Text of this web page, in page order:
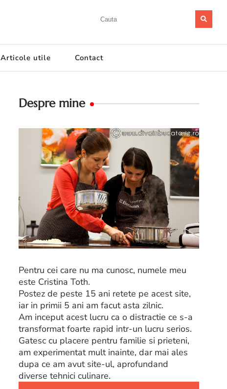
Articole utile Contact
Despre mine
Pentru cei care nu ma cunosc, numele meu
este Cristina Toth.
Postez de peste 15 ani retete pe acest site,
iar in primii 5 ani am facut asta zilnic.
Am inceput acest lucru ca o distractie ce s-a
transformat foarte rapid intr-un lucru serios.
Gatesc cu placere pentru familie si prieteni,
am experimentat mult inainte, dar mai ales
dupa ce am avut site-ul, aprofundand
diverse tehnici culinare.